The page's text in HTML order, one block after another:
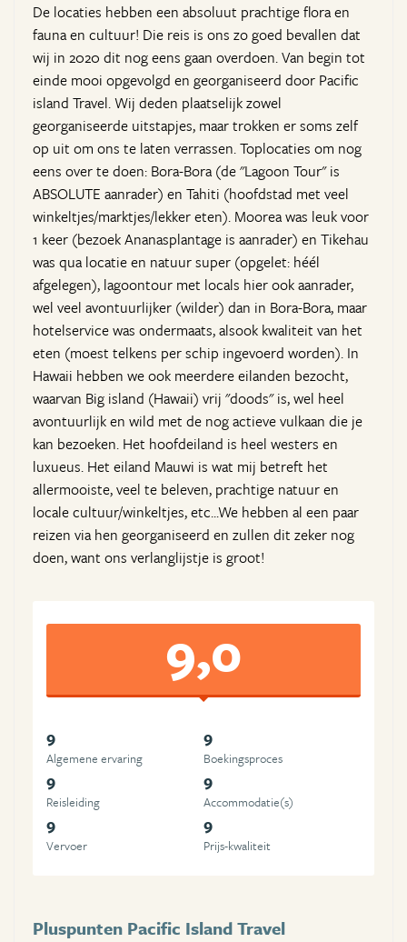
De locaties hebben een absoluut prachtige flora en
fauna en cultuur! Die reis is ons zo goed bevallen dat
wij in 2020 dit nog eens gaan overdoen. Van begin tot
einde mooi opgevolgd en georganiseerd door Pacific
island Travel. Wij deden plaatselijk zowel
georganiseerde uitstapjes, maar trokken er soms zelf
op uit om ons te laten verrassen. Toplocaties om nog
eens over te doen: Bora-Bora (de "Lagoon Tour" is
ABSOLUTE aanrader) en Tahiti (hoofdstad met veel
winkeltjes/marktjes/lekker eten). Moorea was leuk voor
1 keer (bezoek Ananasplantage is aanrader) en Tikehau
was qua locatie en natuur super (opgelet: héél
afgelegen), lagoontour met locals hier ook aanrader,
wel veel avontuurlijker (wilder) dan in Bora-Bora, maar
hotelservice was ondermaats, alsook kwaliteit van het
eten (moest telkens per schip ingevoerd worden). In
Hawaii hebben we ook meerdere eilanden bezocht,
waarvan Big island (Hawaii) vrij "doods" is, wel heel
avontuurlijk en wild met de nog actieve vulkaan die je
kan bezoeken. Het hoofdeiland is heel westers en
luxueus. Het eiland Mauwi is wat mij betreft het
allermooiste, veel te beleven, prachtige natuur en
locale cultuur/winkeltjes, etc...We hebben al een paar
reizen via hen georganiseerd en zullen dit zeker nog
doen, want ons verlanglijstje is groot!
9,0
9
Algemene ervaring
9
Boekingsproces
9
Reisleiding
9
Accommodatie(s)
9
Vervoer
9
Prijs-kwaliteit
Pluspunten Pacific Island Travel